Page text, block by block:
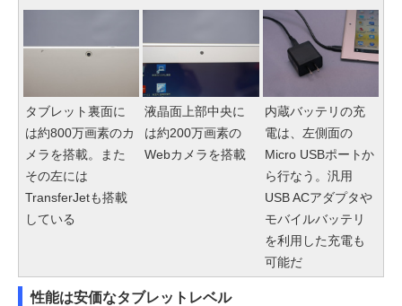
タブレット裏面に
は約800万画素のカ
メラを搭載。また
その左には
TransferJetも搭載
している
液晶面上部中央に
は約200万画素の
Webカメラを搭載
内蔵バッテリの充
電は、左側面の
Micro USBポートか
ら行なう。汎用
USB ACアダプタや
モバイルバッテリ
を利用した充電も
可能だ
性能は安価なタブレットレベル